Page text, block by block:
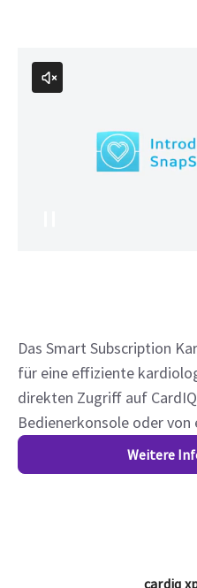
Das Smart Subscription
für eine effiziente
direkten Zugriff auf
Bedienerkonsole oder
Weitere
cardiq